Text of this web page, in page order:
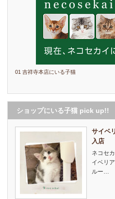
01 吉祥寺本店にいる子猫
ショップにいる子猫 pick up!!
サイベ
入店
ネコセ
イベリ
ルー…